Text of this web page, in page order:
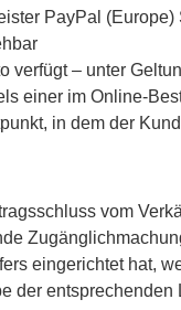
PayPal (Europe)
verfügt – unter
einer im Online-
in dem der
vom
eingerichtet hat,
der